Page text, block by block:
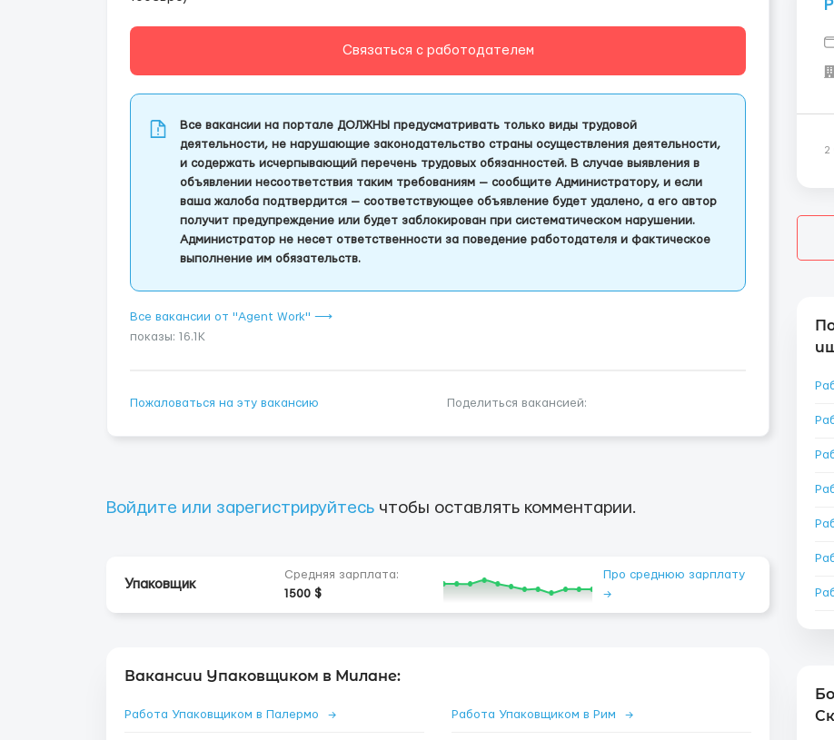
Связаться с работодателем
Все вакансии на портале ДОЛЖНЫ предусматривать только виды трудовой
деятельности, не нарушающие законодательство страны осуществления деятельности,
и содержать исчерпывающий перечень трудовых обязанностей. В случае выявления в
объявлении несоответствия таким требованиям — сообщите Администратору, и если
ваша жалоба подтвердится — соответствующее объявление будет удалено, а его автор
получит предупреждение или будет заблокирован при систематическом нарушении.
Администратор не несет ответственности за поведение работодателя и фактическое
выполнение им обязательств.
Все вакансии от "Agent Work" ⟶
показы: 16.1K
Пожаловаться на эту вакансию Поделиться вакансией:
Войдите или зарегистрируйтесь чтобы оставлять комментарии.
Упаковщик
Средняя зарплата:
1500 $
Про среднюю зарплату
→
Вакансии Упаковщиком в Милане:
Работа Упаковщиком в Палермо → Работа Упаковщиком в Рим →
2